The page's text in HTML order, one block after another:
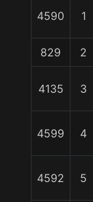
4590 1
829 2
4135 3
4599 4
4592 5